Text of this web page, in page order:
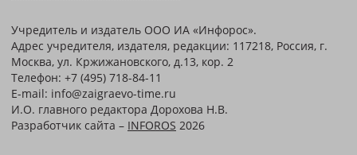
Учредитель и издатель ООО ИА «Инфорос».
Адрес учредителя, издателя, редакции: 117218, Россия, г.
Москва, ул. Кржижановского, д.13, кор. 2
Телефон: +7 (495) 718-84-11
E-mail: info@zaigraevo-time.ru
И.О. главного редактора Дорохова Н.В.
Разработчик сайта – INFOROS 2026